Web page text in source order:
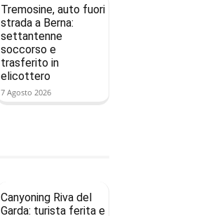
Tremosine, auto fuori
strada a Berna:
settantenne
soccorso e
trasferito in
elicottero
7 Agosto 2026
Canyoning Riva del
Garda: turista ferita e